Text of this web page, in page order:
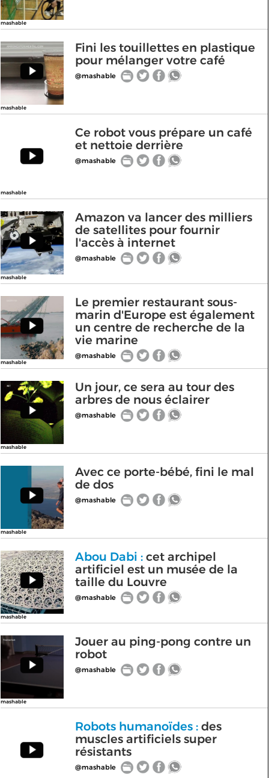
mashable
mashable
Fini les touillettes en plastique
pour mélanger votre café
@mashable
mashable
Ce robot vous prépare un café
et nettoie derrière
@mashable
mashable
Amazon va lancer des milliers
de satellites pour fournir
l'accès à internet
@mashable
mashable
Le premier restaurant sous-
marin d'Europe est également
un centre de recherche de la
vie marine
@mashable
mashable
Un jour, ce sera au tour des
arbres de nous éclairer
@mashable
mashable
Avec ce porte-bébé, fini le mal
de dos
@mashable
mashable
Abou Dabi :cet archipel
artificiel est un musée de la
taille du Louvre
@mashable
mashable
Jouer au ping-pong contre un
robot
@mashable
Robots humanoïdes :des
muscles artificiels super
résistants
@mashable